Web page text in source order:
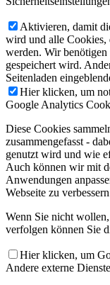
Aktivieren, damit
wird und alle Cookies,
werden. Wir
gespeichert wird.
Seitenladen
Hier klicken, um
Google Analytics
Diese Cookies
zusammengefasst -
genutzt wird und wie
Auch können wir mit
Anwendungen
Webseite zu
Wenn Sie nicht
verfolgen können Sie
Hier klicken, um
Andere externe Dienste